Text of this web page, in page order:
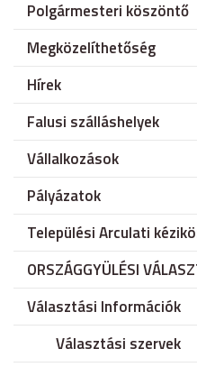
Polgármesteri köszöntő
Megközelíthetőség
Hírek
Falusi szálláshelyek
Vállalkozások
Pályázatok
Települési Arculati
ORSZÁGGYÜLÉSI
Választási Információk
Választási szervek